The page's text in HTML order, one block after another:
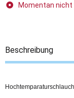
Momentan
Beschreibung